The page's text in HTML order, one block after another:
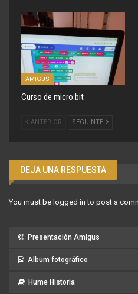
AMIGUS
Curso de micro:bit
ANTERIOR SEGUINTE
DEJA UNA RESPUESTA
You must be logged in to post a
Presentación Amigus
Album fotográfico
Hume Historia